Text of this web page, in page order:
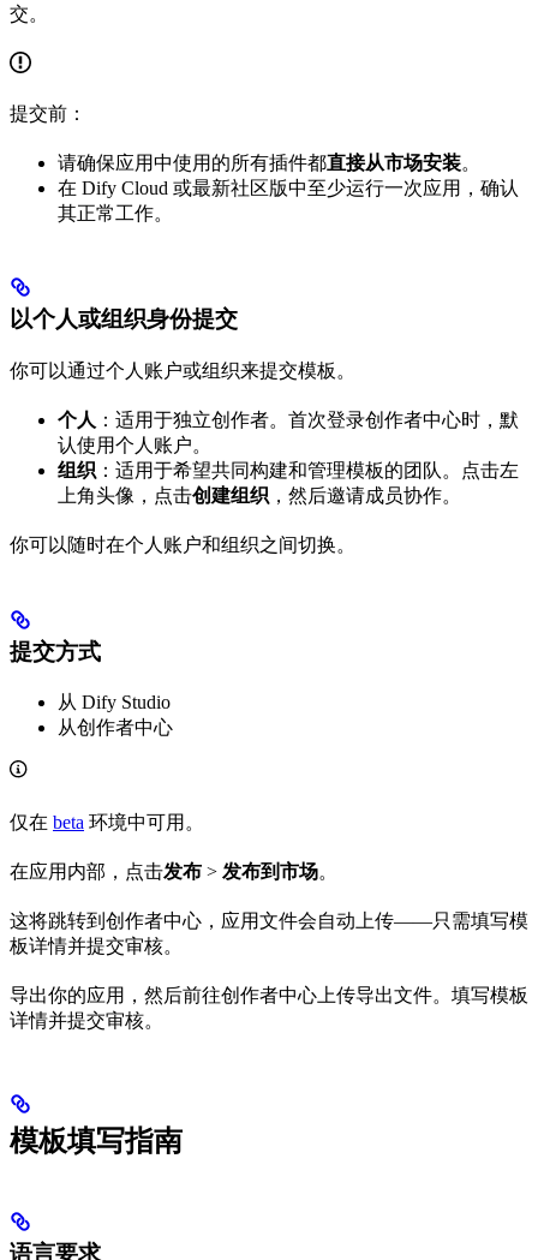
交。
提交前：
请确保应用中使用的所有插件都直接从市场安装。
在 Dify Cloud 或最新社区版中至少运行一次应用，确认
其正常工作。
以个人或组织身份提交
你可以通过个人账户或组织来提交模板。
个人 ：适用于独立创作者。首次登录创作者中心时，默
认使用个人账户。
组织 ：适用于希望共同构建和管理模板的团队。点击左
上角头像，点击创建组织 ，然后邀请成员协作。
你可以随时在个人账户和组织之间切换。
提交方式
从 Dify Studio
从创作者中心
仅在 beta 环境中可用。
在应用内部，点击发布 > 发布到市场。
这将跳转到创作者中心，应用文件会自动上传——只需填写模
板详情并提交审核。
导出你的应用，然后前往创作者中心上传导出文件。填写模板
详情并提交审核。
模板填写指南
语言要求